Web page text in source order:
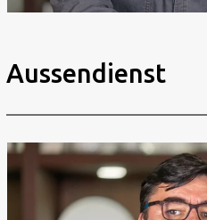
Aussendienst